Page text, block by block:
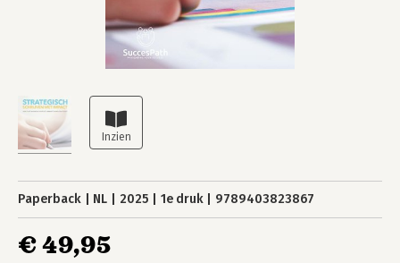
Paperback NL 2025 1e druk 9789403823867
€ 49,95